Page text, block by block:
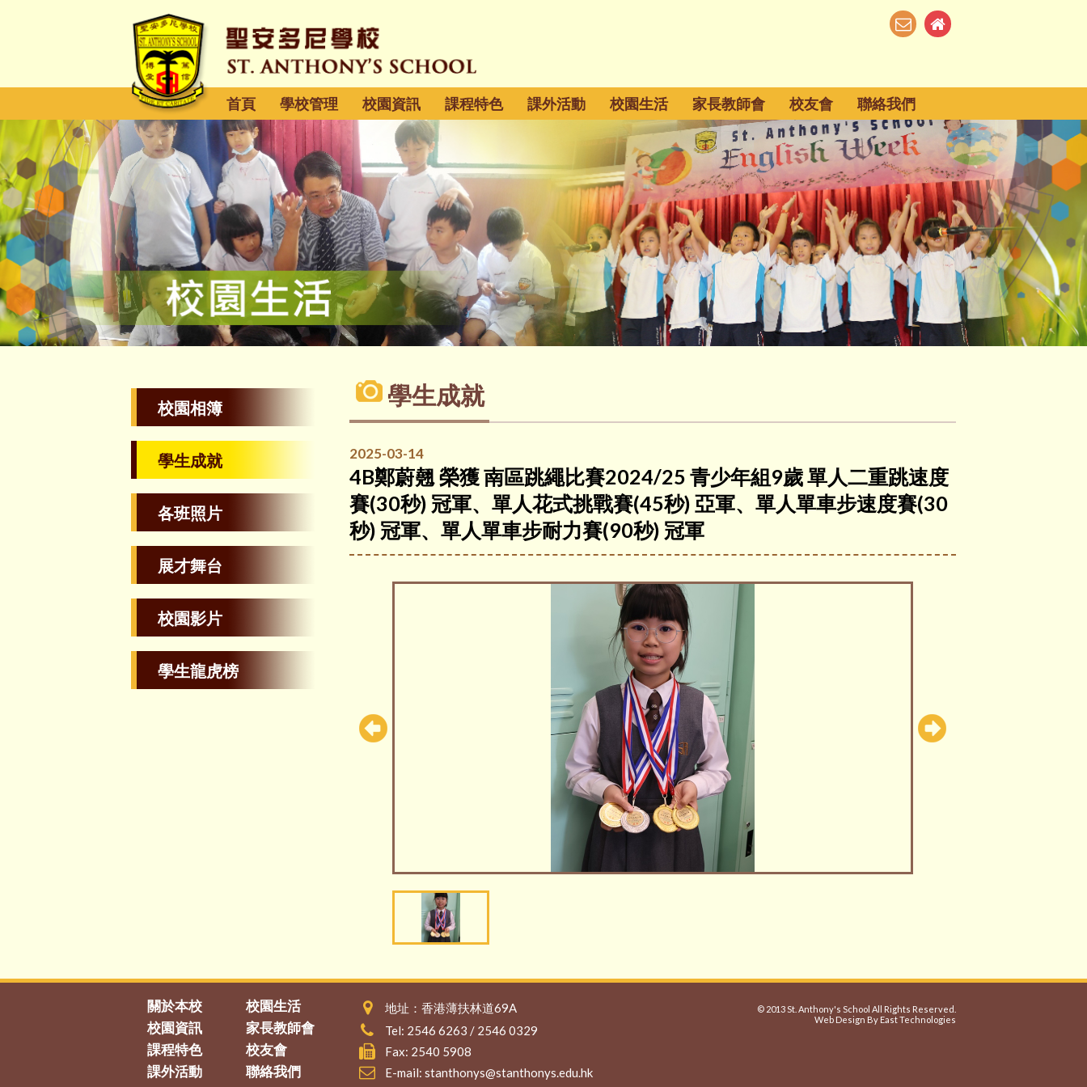
首頁 學校管理 校園資訊 課程特色 課外活動 校園生活 家長教師會 校友會 聯絡我們
校園相簿
學生成就
各班照片
展才舞台
校園影片
學生龍虎榜
學生成就
2025-03-14
4B鄭蔚翹 榮獲 南區跳繩比賽2024/25 青少年組9歲 單人二重跳速度
賽(30秒) 冠軍、單人花式挑戰賽(45秒) 亞軍、單人單車步速度賽(30
秒) 冠軍、單人單車步耐力賽(90秒) 冠軍
關於本校
校園資訊
課程特色
課外活動
校園生活
家長教師會
校友會
聯絡我們
地址：香港薄扶林道69A
Tel: 2546 6263 / 2546 0329
Fax: 2540 5908
E-mail: stanthonys@stanthonys.edu.hk
© 2013 St. Anthony's School All Rights Reserved.
Web Design By East Technologies